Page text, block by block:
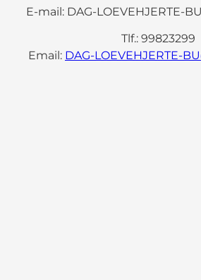
E-mail: DAG-LOEVEHJERTE-
Tlf.: 99823299
Email: DAG-LOEVEHJERTE-